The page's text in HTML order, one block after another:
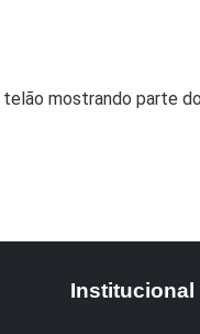
mostrando parte
Institucional